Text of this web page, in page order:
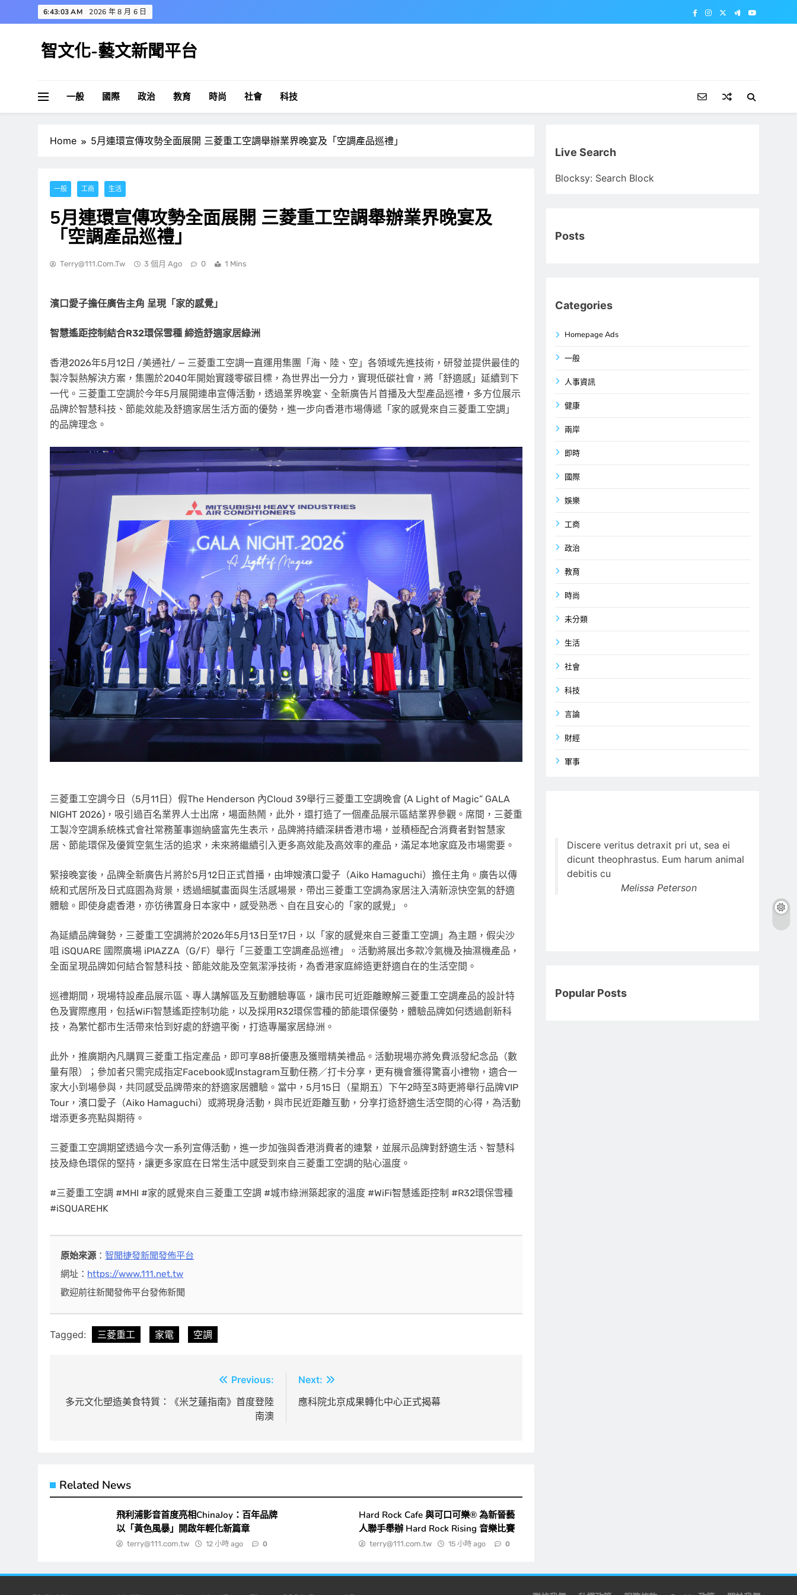
to
6:43:04 AM 2026 年 8 月 6 日
智文化-藝文新聞平台
一般 國際 政治 教育 時尚 社會 科技
Home 5月連環宣傳攻勢全面展開 三菱重工空調舉辦業界晚宴及「空調產品巡禮」
一般 工商 生活
5月連環宣傳攻勢全面展開 三菱重工空調舉辦業界晚宴及
「空調產品巡禮」
Terry@111.com.tw 3 個月 Ago 0 1 Mins
濱口愛子擔任廣告主角 呈現「家的感覺」
智慧遙距控制結合R32環保雪種 締造舒適家居綠洲
香港2026年5月12日 /美通社/ — 三菱重工空調一直運用集團「海、陸、空」各領域先進技術，研發並提供最佳的
製冷製熱解決方案，集團於2040年開始實踐零碳目標，為世界出一分力，實現低碳社會，將「舒適感」延續到下
一代。三菱重工空調於今年5月展開連串宣傳活動，透過業界晚宴、全新廣告片首播及大型產品巡禮，多方位展示
品牌於智慧科技、節能效能及舒適家居生活方面的優勢，進一步向香港市場傳遞「家的感覺來自三菱重工空調」
的品牌理念。
三菱重工空調今日（5月11日）假The Henderson 內Cloud 39舉行三菱重工空調晚會 (A Light of Magic” GALA
NIGHT 2026)，吸引過百名業界人士出席，場面熱鬧，此外，還打造了一個產品展示區結業界參觀。席間，三菱重
工製冷空調系統株式會社常務董事迦納盛富先生表示，品牌將持續深耕香港市場，並積極配合消費者對智慧家
居、節能環保及優質空氣生活的追求，未來將繼續引入更多高效能及高效率的產品，滿足本地家庭及市場需要。
緊接晚宴後，品牌全新廣告片將於5月12日正式首播，由坤嫂濱口愛子（Aiko Hamaguchi）擔任主角。廣告以傳
統和式居所及日式庭園為背景，透過細膩畫面與生活感場景，帶出三菱重工空調為家居注入清新涼快空氣的舒適
體驗。即使身處香港，亦彷彿置身日本家中，感受熟悉、自在且安心的「家的感覺」。
為延續品牌聲勢，三菱重工空調將於2026年5月13日至17日，以「家的感覺來自三菱重工空調」為主題，假尖沙
咀 iSQUARE 國際廣場 iPIAZZA（G/F）舉行「三菱重工空調產品巡禮」。活動將展出多款冷氣機及抽濕機產品，
全面呈現品牌如何結合智慧科技、節能效能及空氣潔淨技術，為香港家庭締造更舒適自在的生活空間。
巡禮期間，現場特設產品展示區、專人講解區及互動體驗專區，讓市民可近距離瞭解三菱重工空調產品的設計特
色及實際應用，包括WiFi智慧遙距控制功能，以及採用R32環保雪種的節能環保優勢，體驗品牌如何透過創新科
技，為繁忙都市生活帶來恰到好處的舒適平衡，打造專屬家居綠洲。
此外，推廣期內凡購買三菱重工指定產品，即可享88折優惠及獲贈精美禮品。活動現場亦將免費派發紀念品（數
量有限）；參加者只需完成指定Facebook或Instagram互動任務／打卡分享，更有機會獲得驚喜小禮物，適合一
家大小到場參與，共同感受品牌帶來的舒適家居體驗。當中，5月15日（星期五）下午2時至3時更將舉行品牌VIP
Tour，濱口愛子（Aiko Hamaguchi）或將現身活動，與市民近距離互動，分享打造舒適生活空間的心得，為活動
增添更多亮點與期待。
三菱重工空調期望透過今次一系列宣傳活動，進一步加強與香港消費者的連繫，並展示品牌對舒適生活、智慧科
技及綠色環保的堅持，讓更多家庭在日常生活中感受到來自三菱重工空調的貼心溫度。
#三菱重工空調 #MHI #家的感覺來自三菱重工空調 #城市綠洲築起家的溫度 #WiFi智慧遙距控制 #R32環保雪種
#iSQUAREHK
原始來源 ：智聞捷發新聞發佈平台
網址： https://www.111.net.tw
歡迎前往新聞發佈平台發佈新聞
Tagged: 三菱重工 家電 空調
章
Previous:
多元文化塑造美食特質：《米芝蓮指南》首度登陸
南澳
Next:
應科院北京成果轉化中心正式揭幕
Related News
飛利浦影音首度亮相ChinaJoy：百年品牌
以「黃色風暴」開啟年輕化新篇章
terry@111.com.tw 12 小時 ago 0
Hard Rock Cafe 與可口可樂® 為新晉藝
人聯手舉辦 Hard Rock Rising 音樂比賽
terry@111.com.tw 15 小時 ago 0
Live Search
Blocksy: Search Block
Posts
Categories
Homepage Ads
一般
人事資訊
健康
兩岸
即時
國際
娛樂
工商
政治
教育
時尚
未分類
生活
社會
科技
言論
財經
軍事
Discere veritus detraxit pri ut, sea ei
dicunt theophrastus. Eum harum animal
debitis cu
Melissa Peterson
Popular Posts